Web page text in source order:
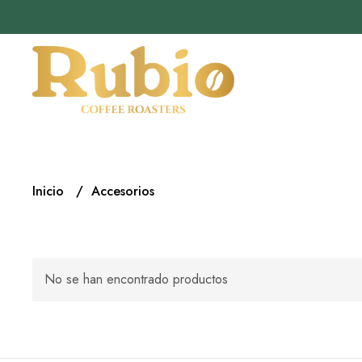
Inicio Accesorios
No se han encontrado productos